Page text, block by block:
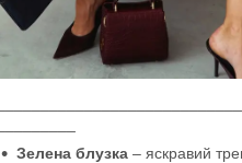
Зелена блузка – яскравий